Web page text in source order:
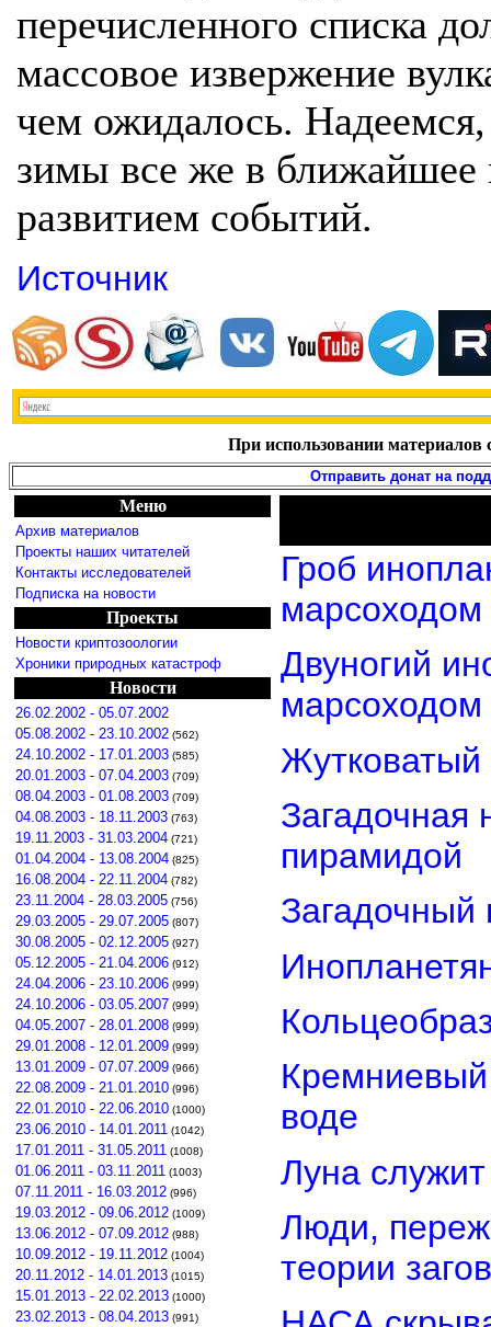
перечисленного списка
массовое извержение
чем ожидалось. Надеемся,
зимы все же в ближайшее
развитием событий.
Источник
При использовании материалов
Отправить донат на
Меню
Архив материалов
Проекты наших читателей
Контакты исследователей
Подписка на новости
Проекты
Новости криптозоологии
Хроники природных катастроф
Новости
26.02.2002 - 05.07.2002
05.08.2002 - 23.10.2002 (562)
24.10.2002 - 17.01.2003 (585)
20.01.2003 - 07.04.2003 (709)
08.04.2003 - 01.08.2003 (709)
04.08.2003 - 18.11.2003 (763)
19.11.2003 - 31.03.2004 (721)
01.04.2004 - 13.08.2004 (825)
16.08.2004 - 22.11.2004 (782)
23.11.2004 - 28.03.2005 (756)
29.03.2005 - 29.07.2005 (807)
30.08.2005 - 02.12.2005 (927)
05.12.2005 - 21.04.2006 (912)
24.04.2006 - 23.10.2006 (999)
24.10.2006 - 03.05.2007 (999)
04.05.2007 - 28.01.2008 (999)
29.01.2008 - 12.01.2009 (999)
13.01.2009 - 07.07.2009 (966)
22.08.2009 - 21.01.2010 (996)
22.01.2010 - 22.06.2010 (1000)
23.06.2010 - 14.01.2011 (1042)
17.01.2011 - 31.05.2011 (1008)
01.06.2011 - 03.11.2011 (1003)
07.11.2011 - 16.03.2012 (996)
19.03.2012 - 09.06.2012 (1009)
13.06.2012 - 07.09.2012 (988)
10.09.2012 - 19.11.2012 (1004)
20.11.2012 - 14.01.2013 (1015)
15.01.2013 - 22.02.2013 (1000)
23.02.2013 - 08.04.2013 (991)
Гроб
марсоходом
Двуногий
марсоходом
Загадочная
пирамидой
воде
Луна
Люди,
теории